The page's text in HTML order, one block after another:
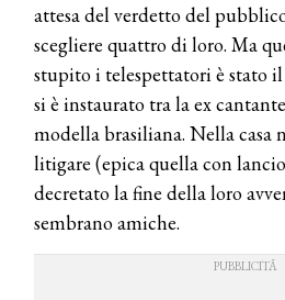
attesa del verdetto del
scegliere quattro di loro. Ma
stupito i telespettatori è stato il
si è instaurato tra la ex
modella brasiliana. Nella casa
litigare (epica quella con
decretato la fine della loro
sembrano amiche.